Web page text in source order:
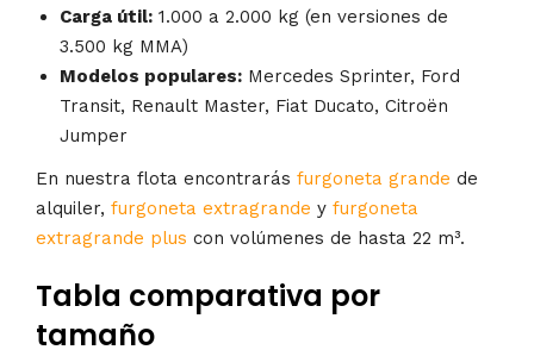
Carga útil: 1.000 a 2.000 kg (en versiones de
3.500 kg MMA)
Modelos populares: Mercedes Sprinter, Ford
Transit, Renault Master, Fiat Ducato, Citroën
Jumper
En nuestra flota encontrarás furgoneta grande de
alquiler, furgoneta extragrande y furgoneta
extragrande plus con volúmenes de hasta 22 m³.
Tabla comparativa por
tamaño